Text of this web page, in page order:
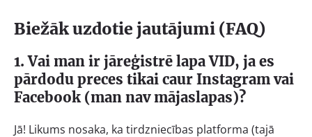
Biežāk uzdotie jautājumi (FAQ)
1. Vai man ir jāreģistrē lapa VID, ja es
pārdodu preces tikai caur Instagram vai
Facebook (man nav mājaslapas)?
Jā! Likums nosaka, ka tirdzniecības platforma (tajā